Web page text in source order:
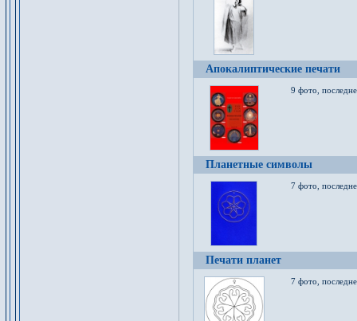
Апокалиптические печати
9 фото,
Планетные символы
7 фото,
Печати планет
7 фото,